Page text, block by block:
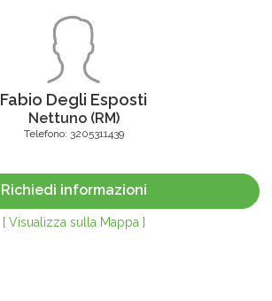
Fabio Degli Esposti
Nettuno(RM)
Telefono: 3205311439
Richiedi informazioni
[ Visualizza sulla Mappa ]